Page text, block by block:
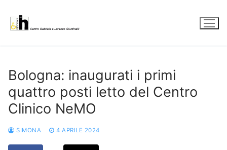
contenuto
Bologna: inaugurati i primi
quattro posti letto del Centro
Clinico NeMO
SIMONA 4 APRILE 2024